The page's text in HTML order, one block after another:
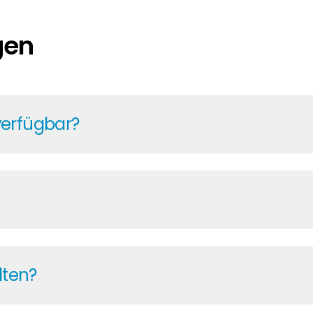
für eine zuverlässige Planung. Mit über zehn
termingerecht umgesetzt werden können.